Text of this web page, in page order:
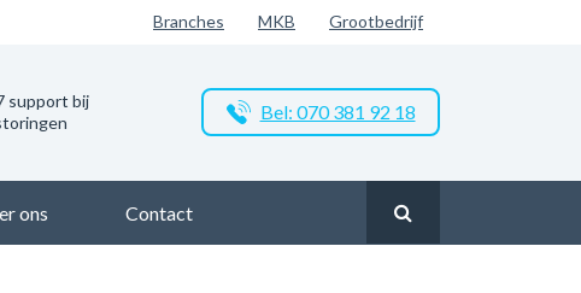
Branches MKB Grootbedrijf
support bij
Bel: 070 381 92 18
ons Contact